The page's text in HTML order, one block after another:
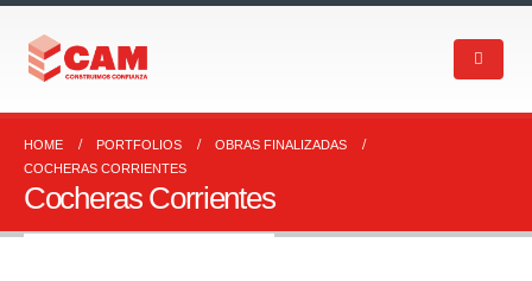
HOME PORTFOLIOS
OBRAS FINALIZADAS
COCHERAS CORRIENTES
Cocheras Corrientes